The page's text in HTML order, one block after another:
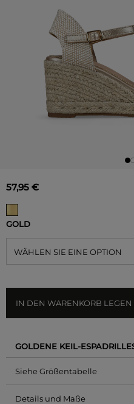
57,95 €
GOLD
WÄHLEN SIE EINE OPTION
IN DEN WARENKORB LEGEN
GOLDENE KEIL-
Siehe Größentabelle
Details und Maße